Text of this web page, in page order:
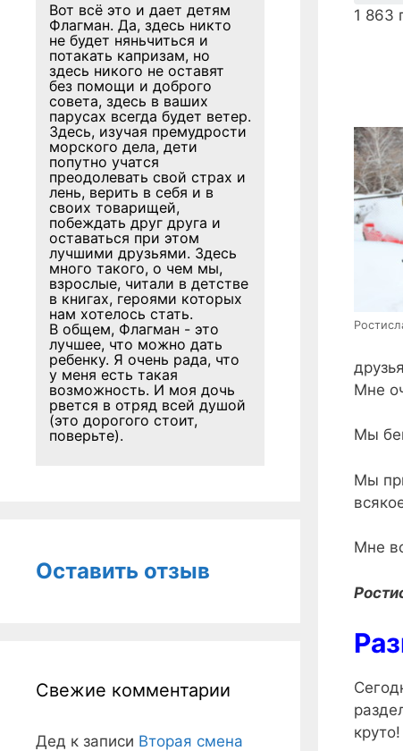
1 863
Мне
Мы
Мы
Мне
круто!
Вот всё это и дает детям
Флагман. Да, здесь никто
не будет няньчиться и
потакать капризам, но
здесь никого не оставят
без помощи и доброго
совета, здесь в ваших
парусах всегда будет ветер.
Здесь, изучая премудрости
морского дела, дети
попутно учатся
преодолевать свой страх и
лень, верить в себя и в
своих товарищей,
побеждать друг друга и
оставаться при этом
лучшими друзьями. Здесь
много такого, о чем мы,
взрослые, читали в детстве
в книгах, героями которых
нам хотелось стать.
В общем, Флагман - это
лучшее, что можно дать
ребенку. Я очень рада, что
у меня есть такая
возможность. И моя дочь
рвется в отряд всей душой
(это дорогого стоит,
поверьте).
Оставить отзыв
Свежие комментарии
Дед к записи Вторая смена